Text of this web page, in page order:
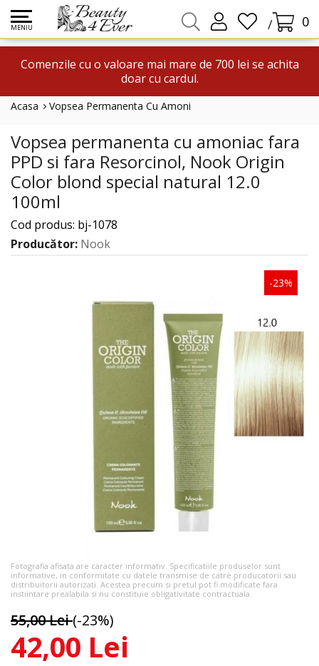
MENIU / 0
Comenzile cu o valoare mai mare de 700 lei se achita
doar cu cardul.
Acasa Vopsea Permanenta Cu Amoniac Fara PPD Si Fara
Vopsea permanenta cu amoniac fara
PPD si fara Resorcinol, Nook Origin
Color blond special natural 12.0
100ml
Cod produs: bj-1078
Producător: Nook
-23%
Fotografia afisata are caracter informativ. Specificatiile produselor sunt
informative, in conformitate cu datele transmise de catre producatorii sau
distribuitorii autorizati. Acestea precum si pretul pot fi modificate fara
instiintare prealabila si nu constituie obligativitate contractuala.
55,00 Lei (-23%)
42,00 Lei